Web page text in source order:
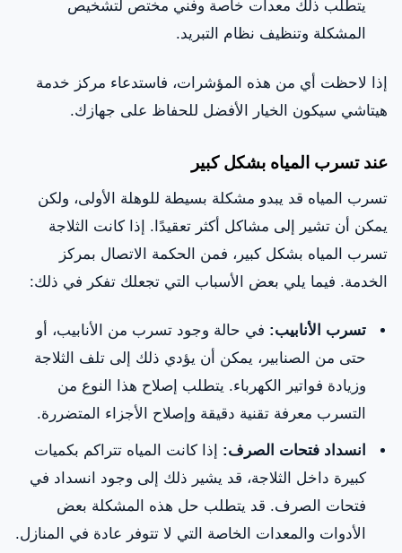
يتطلب ذلك معدات خاصة وفني مختص لتشخيص
المشكلة وتنظيف نظام التبريد.
إذا لاحظت أي من هذه المؤشرات، فاستدعاء مركز خدمة
هيتاشي سيكون الخيار الأفضل للحفاظ على جهازك.
عند تسرب المياه بشكل كبير
تسرب المياه قد يبدو مشكلة بسيطة للوهلة الأولى، ولكن
يمكن أن تشير إلى مشاكل أكثر تعقيدًا. إذا كانت الثلاجة
تسرب المياه بشكل كبير، فمن الحكمة الاتصال بمركز
الخدمة. فيما يلي بعض الأسباب التي تجعلك تفكر في ذلك:
تسرب الأنابيب: في حالة وجود تسرب من الأنابيب، أو
حتى من الصنابير، يمكن أن يؤدي ذلك إلى تلف الثلاجة
وزيادة فواتير الكهرباء. يتطلب إصلاح هذا النوع من
التسرب معرفة تقنية دقيقة وإصلاح الأجزاء المتضررة.
انسداد فتحات الصرف: إذا كانت المياه تتراكم بكميات
كبيرة داخل الثلاجة، قد يشير ذلك إلى وجود انسداد في
فتحات الصرف. قد يتطلب حل هذه المشكلة بعض
الأدوات والمعدات الخاصة التي لا تتوفر عادة في المنازل.